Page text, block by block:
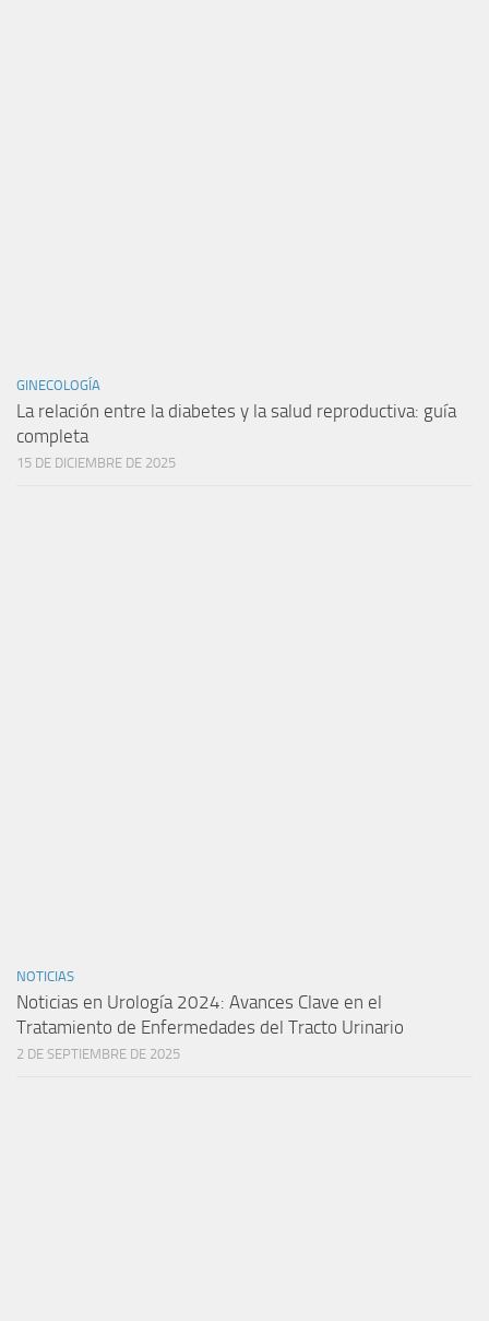
GINECOLOGÍA
La relación entre la diabetes y la salud reproductiva: guía
completa
15 DE DICIEMBRE DE 2025
NOTICIAS
Noticias en Urología 2024: Avances Clave en el
Tratamiento de Enfermedades del Tracto Urinario
2 DE SEPTIEMBRE DE 2025